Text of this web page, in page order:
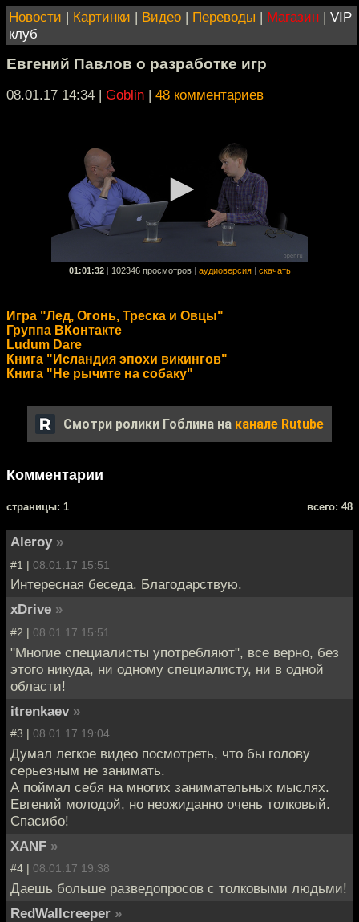
Новости | Картинки | Видео | Переводы | Магазин | VIP
клуб
Евгений Павлов о разработке игр
08.01.17 14:34 | Goblin | 48 комментариев
01:01:32 102346 просмотров аудиоверсия скачать
Игра "Лед, Огонь, Треска и Овцы"
Группа ВКонтакте
Ludum Dare
Книга "Исландия эпохи викингов"
Книга "Не рычите на собаку"
Смотри ролики Гоблина на канале Rutube
Комментарии
cтраницы: 1 всего: 48
Aleroy »
#1 | 08.01.17 15:51
Интересная беседа. Благодарствую.
xDrive »
#2 | 08.01.17 15:51
"Многие специалисты употребляют", все верно, без
этого никуда, ни одному специалисту, ни в одной
области!
itrenkaev »
#3 | 08.01.17 19:04
Думал легкое видео посмотреть, что бы голову
серьезным не занимать.
А поймал себя на многих занимательных мыслях.
Евгений молодой, но неожиданно очень толковый.
Спасибо!
XANF »
#4 | 08.01.17 19:38
Даешь больше разведопросов с толковыми людьми!
RedWallcreeper »